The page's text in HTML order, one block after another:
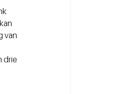
van
drie